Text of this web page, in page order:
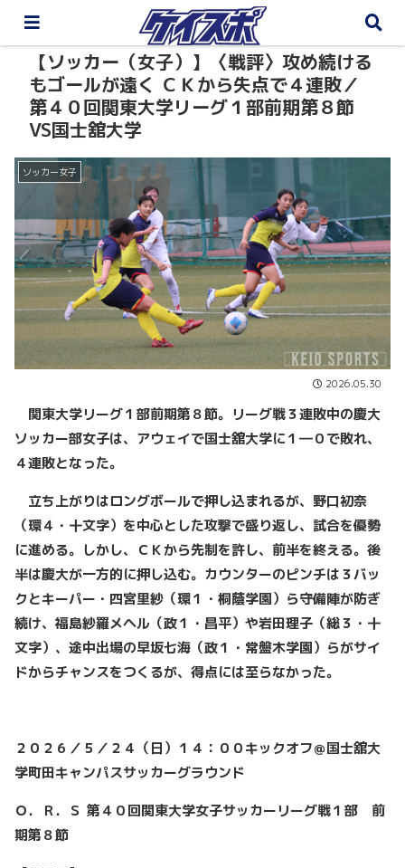
【ソッカー（女子）】〈戦評〉攻め続ける
もゴールが遠く ＣＫから失点で４連敗／
第４０回関東大学リーグ１部前期第８節
VS国士舘大学
ソッカー女子
2026.05.30
関東大学リーグ１部前期第８節。リーグ戦３連敗中の慶大
ソッカー部女子は、アウェイで国士舘大学に１―０で敗れ、
４連敗となった。
立ち上がりはロングボールで押し込まれるが、野口初奈
（環４・十文字）を中心とした攻撃で盛り返し、試合を優勢
に進める。しかし、ＣＫから先制を許し、前半を終える。後
半は慶大が一方的に押し込む。カウンターのピンチは３バッ
クとキーパー・四宮里紗（環１・桐蔭学園）ら守備陣が防ぎ
続け、福島紗羅メヘル（政１・昌平）や岩田理子（総３・十
文字）、途中出場の早坂七海（政１・常盤木学園）らがサイ
ドからチャンスをつくるが、得点には至らなかった。
２０２６／５／２４（日）１４：００キックオフ＠国士舘大
学町田キャンパスサッカーグラウンド
Ｏ．Ｒ．Ｓ 第４０回関東大学女子サッカーリーグ戦１部 前
期第８節